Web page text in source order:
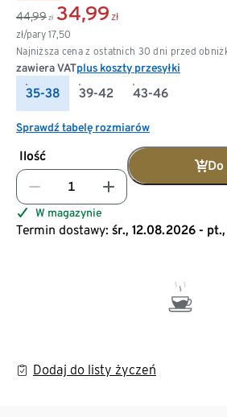
44,99 zł 34,99 zł
zł/pary 17,50
Najniższa cena z ostatnich 30 dni przed
zawiera VATplus koszty przesyłki
35-38 39-42 43-46
Sprawdź tabelę rozmiarów
Ilość
W magazynie
Termin dostawy: śr., 12.08.2026 -
Dodaj do listy życzeń